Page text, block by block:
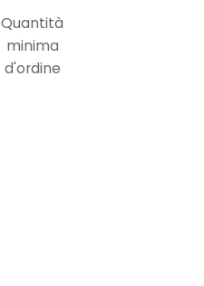
Quantità
minima
d'ordine